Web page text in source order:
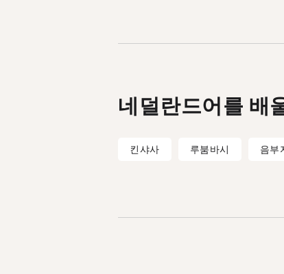
네덜란드어를 배
킨샤사 루붐바시 음부